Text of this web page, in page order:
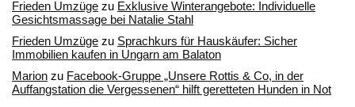
Frieden Umzüge zu Exklusive Winterangebote: Individuelle
Gesichtsmassage bei Natalie Stahl
Frieden Umzüge zu Sprachkurs für Hauskäufer: Sicher
Immobilien kaufen in Ungarn am Balaton
Marion zu Facebook-Gruppe „Unsere Rottis & Co, in der
Auffangstation die Vergessenen“ hilft geretteten Hunden in Not